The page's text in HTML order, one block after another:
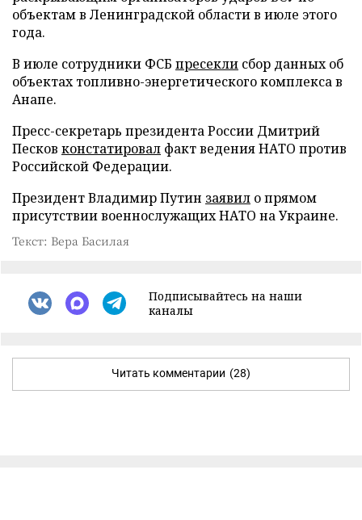
объектам в Ленинградской области в июле этого
года.
В июле сотрудники ФСБ пресекли сбор данных об
объектах топливно-энергетического комплекса в
Анапе.
Пресс-секретарь президента России Дмитрий
Песков констатировал факт ведения НАТО против
Российской Федерации.
Президент Владимир Путин заявил о прямом
присутствии военнослужащих НАТО на Украине.
Текст: Вера Басилая
Подписывайтесь на наши
каналы
Читать комментарии (28)